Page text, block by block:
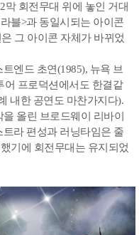
막 회전무대 위에 놓인 거대
블>과 동일시되는 아이콘
그 아이콘 자체가 바뀌었
엔드 초연(1985), 뉴욕 브
어 프로덕션에서도 한결같
내한 공연도 마찬가지다).
올린 브로드웨이 리바이
트라 편성과 러닝타임은 줄
기에 회전무대는 유지되었